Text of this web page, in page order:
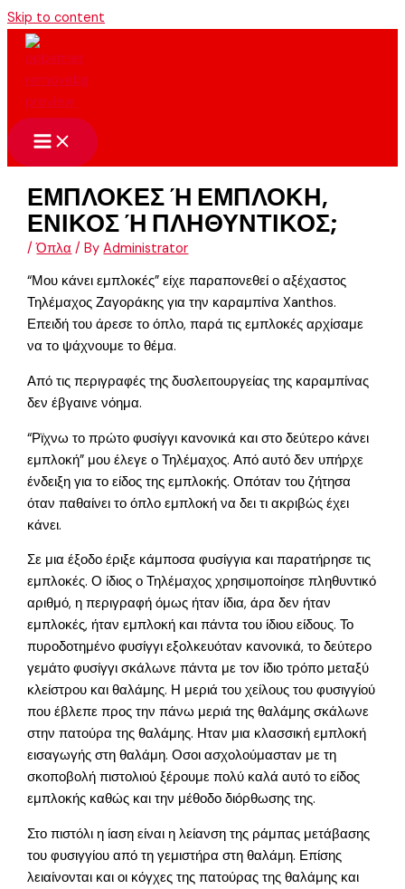
Skip to content
ΕΜΠΛΟΚΕΣ Ή ΕΜΠΛΟΚΗ,
ΕΝΙΚΟΣ Ή ΠΛΗΘΥΝΤΙΚΟΣ;
/Όπλα / ByAdministrator
“Μου κάνει εμπλοκές” είχε παραπονεθεί ο αξέχαστος
Τηλέμαχος Ζαγοράκης για την καραμπίνα Xanthos.
Επειδή του άρεσε το όπλο, παρά τις εμπλοκές αρχίσαμε
να το ψάχνουμε το θέμα.
Από τις περιγραφές της δυσλειτουργείας της καραμπίνας
δεν έβγαινε νόημα.
“Ρϊχνω το πρώτο φυσίγγι κανονικά και στο δεύτερο κάνει
εμπλοκή” μου έλεγε ο Τηλέμαχος. Από αυτό δεν υπήρχε
ένδειξη για το είδος της εμπλοκής. Οπόταν του ζήτησα
όταν παθαίνει το όπλο εμπλοκή να δει τι ακριβώς έχει
κάνει.
Σε μια έξοδο έριξε κάμποσα φυσίγγια και παρατήρησε τις
εμπλοκές. Ο ίδιος ο Τηλέμαχος χρησιμοποίησε πληθυντικό
αριθμό, η περιγραφή όμως ήταν ίδια, άρα δεν ήταν
εμπλοκές, ήταν εμπλοκή και πάντα του ίδιου είδους. Το
πυροδοτημένο φυσίγγι εξολκευόταν κανονικά, το δεύτερο
γεμάτο φυσίγγι σκάλωνε πάντα με τον ίδιο τρόπο μεταξύ
κλείστρου και θαλάμης. Η μεριά του χείλους του φυσιγγίού
που έβλεπε προς την πάνω μεριά της θαλάμης σκάλωνε
στην πατούρα της θαλάμης. Ηταν μια κλασσική εμπλοκή
εισαγωγής στη θαλάμη. Οσοι ασχολούμασταν με τη
σκοποβολή πιστολιού ξέρουμε πολύ καλά αυτό το είδος
εμπλοκής καθώς και την μέθοδο διόρθωσης της.
Στο πιστόλι η ίαση είναι η λείανση της ράμπας μετάβασης
του φυσιγγίου από τη γεμιστήρα στη θαλάμη. Επίσης
λειαίνονται και οι κόγχες της πατούρας της θαλάμης και